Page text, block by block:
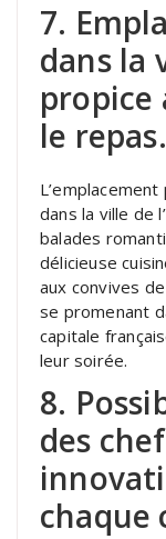
7.
dans la
propice
le repas.
dans la ville de
balades
délicieuse
aux convives
se promenant
capitale
leur soirée.
8.
des
chaque